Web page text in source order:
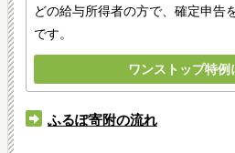
どの給与所得者の方で、確定申告
です。
ワンストップ特例
ふるぽ寄附の流れ